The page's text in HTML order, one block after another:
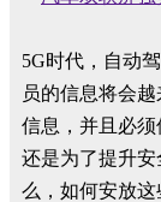
5G时代，自动
员的信息将会
信息，并且必
还是为了提升
么，如何安放